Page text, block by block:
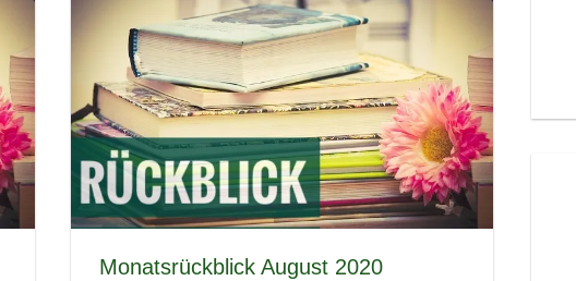
Monatsrückblick August 2020